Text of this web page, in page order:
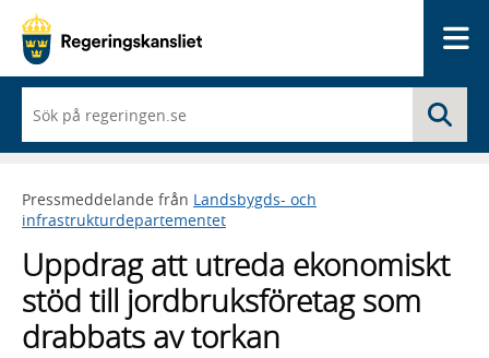
du
börjar
skriva
framträder
en
med
sökförslag
Pressmeddelande från Landsbygds- och
infrastrukturdepartementet
Uppdrag att utreda ekonomiskt
stöd till jordbruksföretag som
drabbats av torkan